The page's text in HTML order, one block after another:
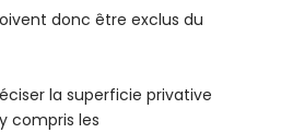
donc être exclus du
la superficie privative
compris les